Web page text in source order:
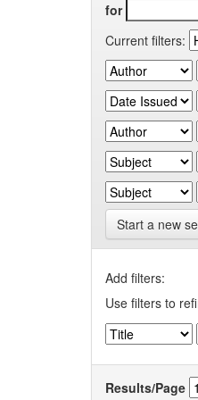
for
Current filters:
Start a new
Add filters:
Use filters to
Results/Page